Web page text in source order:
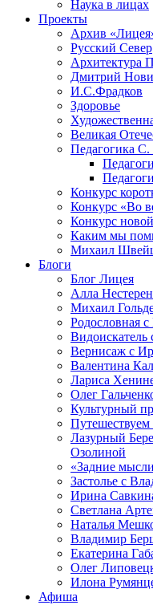
Наука в лицах
Проекты
Архив
Русский Север
Архитектура
Дмитрий
И.С.Фрадков
Здоровье
Великая
Педагогика
Конкурс
Конкурс «Во
Конкурс
Каким мы
Михаил
Блоги
Блог Лицея
Алла
Михаил
Родословная
Вернисаж с
Валентина
Лариса
Олег
Культурный
Лазурный
Озолиной
«Задние
Застолье с
Ирина
Светлана
Наталья
Владимир
Екатерина
Олег
Илона
Афиша